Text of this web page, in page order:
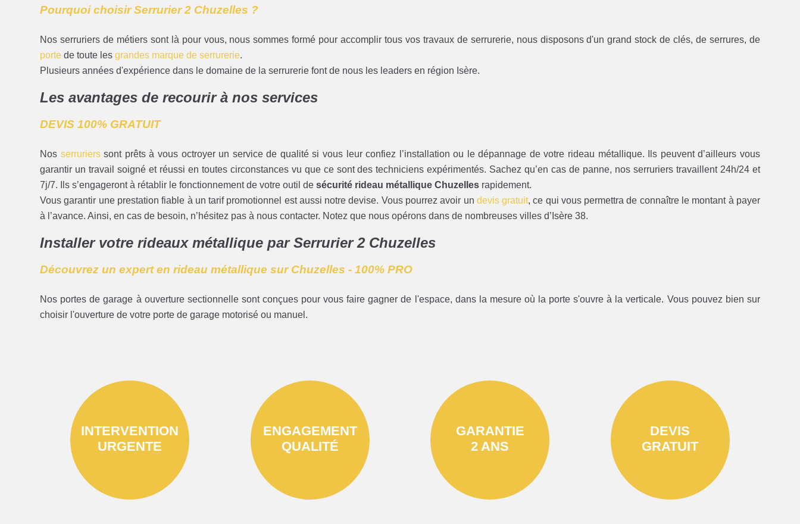
Pourquoi choisir Serrurier 2 Chuzelles ?
Nos serruriers de métiers sont là pour vous, nous sommes formé pour accomplir tous vos travaux de serrurerie, nous disposons d'un grand stock de clés, de serrures, de
porte de toute lesgrandes marque de serrurerie.
Plusieurs années d'expérience dans le domaine de la serrurerie font de nous les leaders en région Isère.
Les avantages de recourir à nos services
DEVIS 100% GRATUIT
Nos serrurierssont prêts à vous octroyer un service de qualité si vous leur confiez l’installation ou le dépannage de votre rideau métallique. Ils peuvent d’ailleurs vous
garantir un travail soigné et réussi en toutes circonstances vu que ce sont des techniciens expérimentés. Sachez qu’en cas de panne, nos serruriers travaillent 24h/24 et
7j/7. Ils s’engageront à rétablir le fonctionnement de votre outil desécurité rideau métallique Chuzelles rapidement.
Vous garantir une prestation fiable à un tarif promotionnel est aussi notre devise. Vous pourrez avoir un devis gratuit, ce qui vous permettra de connaître le montant à payer
à l’avance. Ainsi, en cas de besoin, n’hésitez pas à nous contacter. Notez que nous opérons dans de nombreuses villes d’Isère 38.
Installer votre rideaux métallique par Serrurier 2 Chuzelles
Découvrez un expert en rideau métallique sur Chuzelles - 100% PRO
Nos portes de garage à ouverture sectionnelle sont conçues pour vous faire gagner de l'espace, dans la mesure où la porte s'ouvre à la verticale. Vous pouvez bien sur
choisir l'ouverture de votre porte de garage motorisé ou manuel.
INTERVENTION
URGENTE
ENGAGEMENT
QUALITÉ
GARANTIE
2 ANS
DEVIS
GRATUIT